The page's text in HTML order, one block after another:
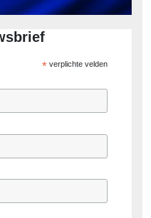
*verplichte velden